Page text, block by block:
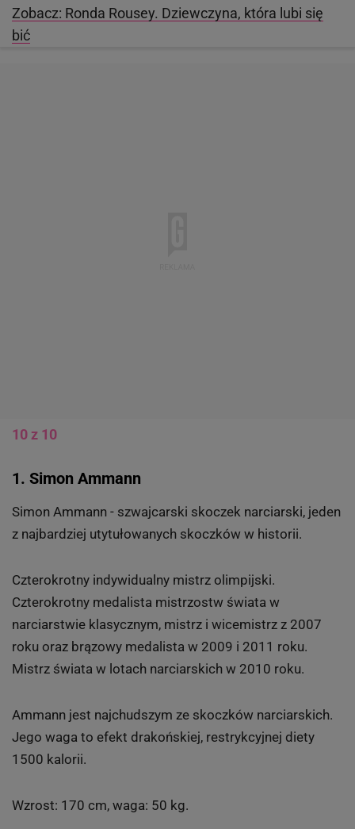
Zobacz: Ronda Rousey. Dziewczyna, która lubi się
bić
10 z 10
1. Simon Ammann
Simon Ammann - szwajcarski skoczek narciarski, jeden
z najbardziej utytułowanych skoczków w historii.
Czterokrotny indywidualny mistrz olimpijski.
Czterokrotny medalista mistrzostw świata w
narciarstwie klasycznym, mistrz i wicemistrz z 2007
roku oraz brązowy medalista w 2009 i 2011 roku.
Mistrz świata w lotach narciarskich w 2010 roku.
Ammann jest najchudszym ze skoczków narciarskich.
Jego waga to efekt drakońskiej, restrykcyjnej diety
1500 kalorii.
Wzrost: 170 cm, waga: 50 kg.